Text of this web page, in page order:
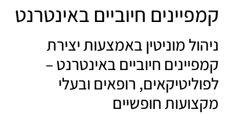
קמפיינים חיוביים באינטרנט
ניהול מוניטין באמצעות יצירת
קמפיינים חיוביים באינטרנט –
לפוליטיקאים, רופאים ובעלי
מקצועות חופשיים